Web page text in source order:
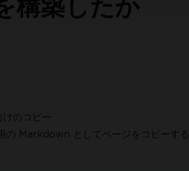
構築したか
のコピー
の Markdown としてページをコピーする